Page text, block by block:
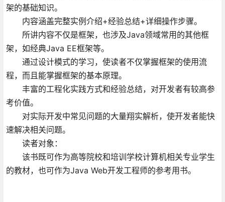
架的基础知识。
内容涵盖完整实例介绍+经验总结+详细操作步骤。
所讲内容不仅是框架，也涉及Java领域常用的其他框
架，如经典Java EE框架等。
通过设计模式的学习，使读者不仅掌握框架的使用流
程，而且能掌握框架的基本原理。
丰富的工程化实践方式和经验总结，对开发者有较高参
考价值。
对实际开发中常见问题的大量翔实解析，使开发者能快
速解决相关问题。
读者对象：
该书既可作为高等院校和培训学校计算机相关专业学生
的教材，也可作为Java Web开发工程师的参考用书。